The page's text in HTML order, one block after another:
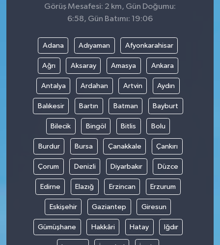
Görüş Mesafesi: 2 km, Gün Doğumu:
6:58, Gün Batımı: 19:06
Adana Adıyaman Afyonkarahisar
Ağrı Aksaray Amasya Ankara
Antalya Ardahan Artvin Aydın
Balıkesir Bartın Batman Bayburt
Bilecik Bingöl Bitlis Bolu
Burdur Bursa Çanakkale Çankırı
Çorum Denizli Diyarbakır Düzce
Edirne Elazığ Erzincan Erzurum
Eskişehir Gaziantep Giresun
Gümüşhane Hakkâri Hatay Iğdır